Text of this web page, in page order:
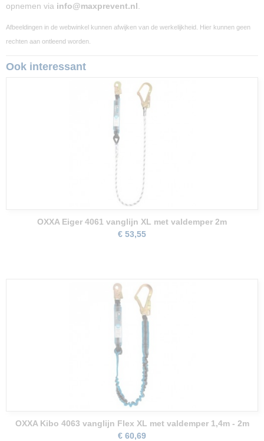
opnemen via info@maxprevent.nl
Afbeeldingen in de webwinkel kunnen afwijken van de werkelijkheid. Hier kunnen geen
rechten aan ontleend worden.
Ook interessant
OXXA Eiger 4061 vanglijn XL met valdemper 2m
€ 53,55
OXXA Kibo 4063 vanglijn Flex XL met valdemper 1,4m - 2m
€ 60,69